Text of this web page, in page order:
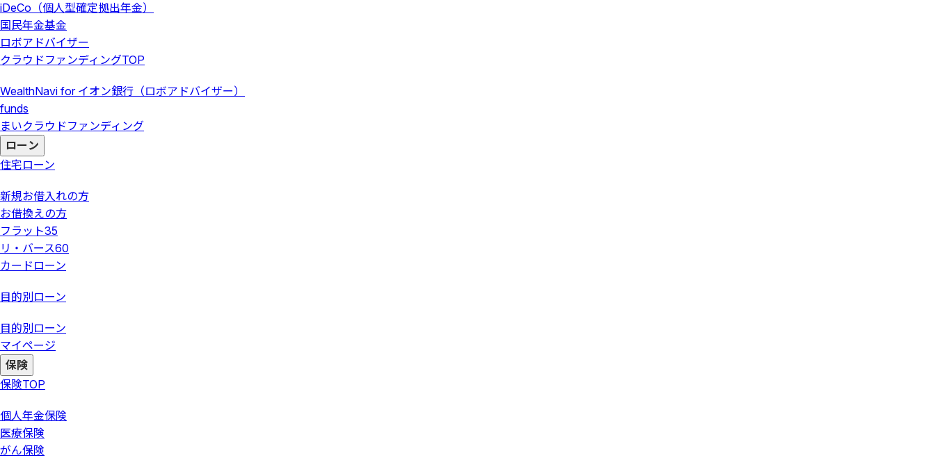
iDeCo（個人型確定拠出年金）
国民年金基金
ロボアドバイザー
クラウドファンディングTOP
WealthNavi for イオン銀行（ロボアドバイザー）
funds
まいクラウドファンディング
ローン
住宅ローン
新規お借入れの方
お借換えの方
フラット35
リ・バース60
カードローン
目的別ローン
目的別ローン
マイページ
保険
保険TOP
個人年金保険
医療保険
がん保険